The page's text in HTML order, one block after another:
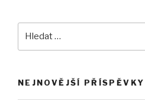
NEJNOVĚJŠÍ PŘÍSPĚVKY